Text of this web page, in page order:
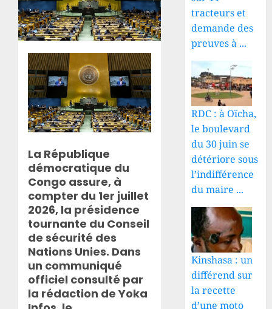
La République
démocratique du
Congo assure, à
compter du 1er juillet
2026, la présidence
tournante du Conseil
de sécurité des
Nations Unies. Dans
un communiqué
officiel consulté par
la rédaction de Yoka
tracteurs et
demande des
preuves à ...
RDC : à Oïcha,
le boulevard
du 30 juin se
détériore sous
l’indifférence
du maire ...
Kinshasa : un
différend sur
la recette
d’une moto